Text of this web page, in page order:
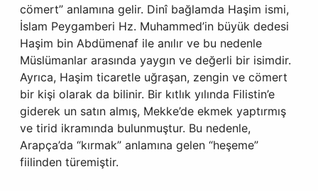
cömert” anlamına gelir. Dinî bağlamda Haşim ismi,
İslam Peygamberi Hz. Muhammed’in büyük dedesi
Haşim bin Abdümenaf ile anılır ve bu nedenle
Müslümanlar arasında yaygın ve değerli bir isimdir.
Ayrıca, Haşim ticaretle uğraşan, zengin ve cömert
bir kişi olarak da bilinir. Bir kıtlık yılında Filistin’e
giderek un satın almış, Mekke’de ekmek yaptırmış
ve tirid ikramında bulunmuştur. Bu nedenle,
Arapça’da “kırmak” anlamına gelen “heşeme”
fiilinden türemiştir.